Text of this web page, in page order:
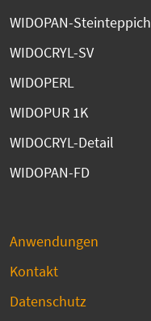
WIDOPAN-Steinteppich
WIDOCRYL-SV
WIDOPERL
WIDOPUR 1K
WIDOCRYL-Detail
WIDOPAN-FD
Anwendungen
Kontakt
Datenschutz